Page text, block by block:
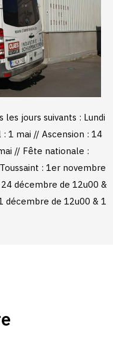
jours suivants : Lundi
1 mai // Ascension : 14
// Fête nationale :
: 1er novembre
décembre de 12u00 &
décembre de 12u00 & 1